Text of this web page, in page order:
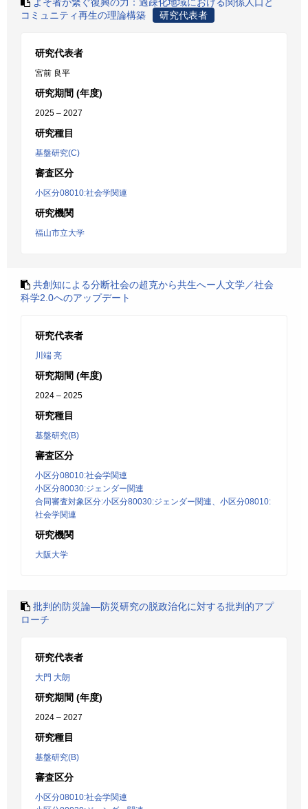
コミュニティ再生の理論構築
研究代表者
研究代表者
宮前 良平
研究期間 (年度)
2025 – 2027
研究種目
基盤研究(C)
審査区分
小区分08010:社会学関連
研究機関
福山市立大学
共創知による分断社会の超克から共生へー人文学／社会
科学2.0へのアップデート
研究代表者
川端 亮
研究期間 (年度)
2024 – 2025
研究種目
基盤研究(B)
審査区分
小区分08010:社会学関連
小区分80030:ジェンダー関連
合同審査対象区分:小区分80030:ジェンダー関連、小区分08010:
社会学関連
研究機関
大阪大学
批判的防災論―防災研究の脱政治化に対する批判的アプ
ローチ
研究代表者
大門 大朗
研究期間 (年度)
2024 – 2027
研究種目
基盤研究(B)
審査区分
小区分08010:社会学関連